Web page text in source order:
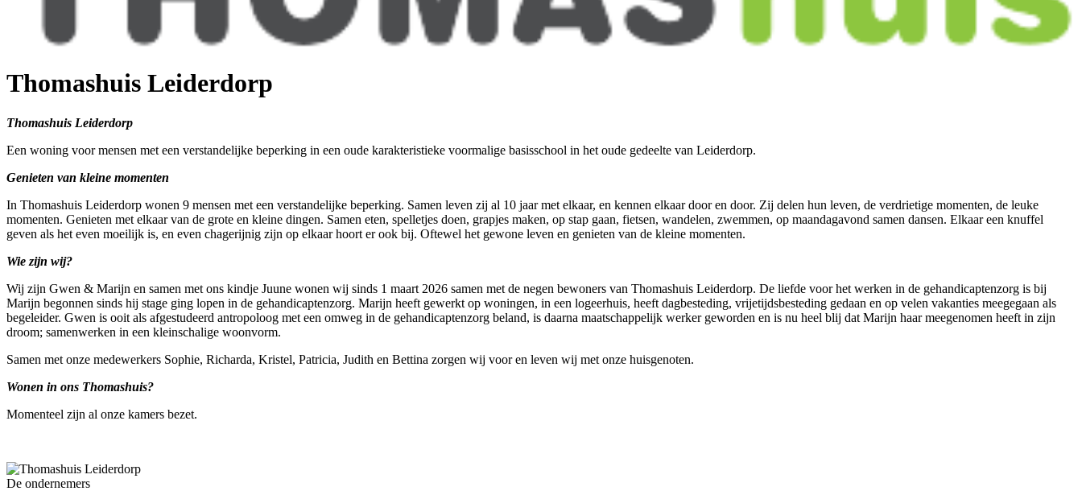
Thomashuis Leiderdorp
Thomashuis Leiderdorp
Een woning voor mensen met een verstandelijke beperking in een oude karakteristieke voormalige basisschool in het oude gedeelte van Leiderdorp.
Genieten van kleine momenten
In Thomashuis Leiderdorp wonen 9 mensen met een verstandelijke beperking. Samen leven zij al 10 jaar met elkaar, en kennen elkaar door en door. Zij delen hun leven, de verdrietige momenten, de leuke
momenten. Genieten met elkaar van de grote en kleine dingen. Samen eten, spelletjes doen, grapjes maken, op stap gaan, fietsen, wandelen, zwemmen, op maandagavond samen dansen. Elkaar een knuffel
geven als het even moeilijk is, en even chagerijnig zijn op elkaar hoort er ook bij. Oftewel het gewone leven en genieten van de kleine momenten.
Wie zijn wij?
Wij zijn Gwen & Marijn en samen met ons kindje Juune wonen wij sinds 1 maart 2026 samen met de negen bewoners van Thomashuis Leiderdorp. De liefde voor het werken in de gehandicaptenzorg is bij
Marijn begonnen sinds hij stage ging lopen in de gehandicaptenzorg. Marijn heeft gewerkt op woningen, in een logeerhuis, heeft dagbesteding, vrijetijdsbesteding gedaan en op velen vakanties meegegaan als
begeleider. Gwen is ooit als afgestudeerd antropoloog met een omweg in de gehandicaptenzorg beland, is daarna maatschappelijk werker geworden en is nu heel blij dat Marijn haar meegenomen heeft in zijn
droom; samenwerken in een kleinschalige woonvorm.
Samen met onze medewerkers Sophie, Richarda, Kristel, Patricia, Judith en Bettina zorgen wij voor en leven wij met onze huisgenoten.
Wonen in ons Thomashuis?
Momenteel zijn al onze kamers bezet.
De ondernemers